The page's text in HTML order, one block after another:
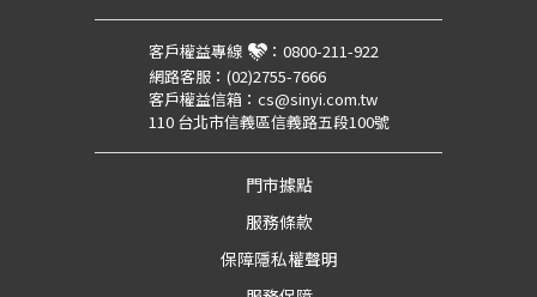
客戶權益專線 ： 0800-211-922
網路客服： (02)2755-7666
客戶權益信箱： cs@sinyi.com.tw
110 台北市信義區信義路五段100號
門市據點
服務條款
保障隱私權聲明